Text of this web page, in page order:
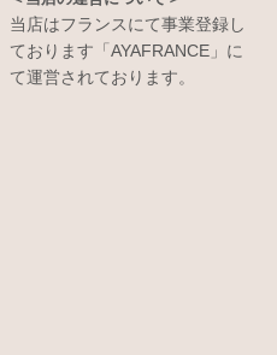
当店はフランスにて事業登録し
ております「AYAFRANCE」に
て運営されております。